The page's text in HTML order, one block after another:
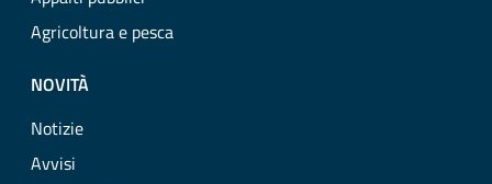
Agricoltura e pesca
NOVITÀ
Notizie
Avvisi